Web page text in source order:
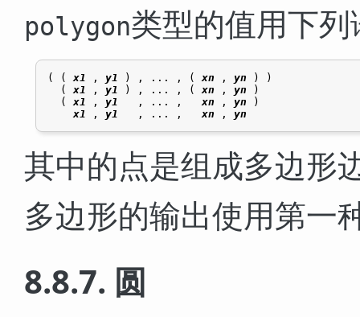
polygon类型的值用下
( ( x1 , y1 ) , ... , ( xn , yn ) )
  (
x1 , y1 ) , ... , ( xn , yn )
  (
x1 , y1
   , ... ,
xn , yn )
x1
, y1
   , ... ,
xn , yn
其中的点是组成多边形
多边形的输出使用第一
8.8.7. 圆